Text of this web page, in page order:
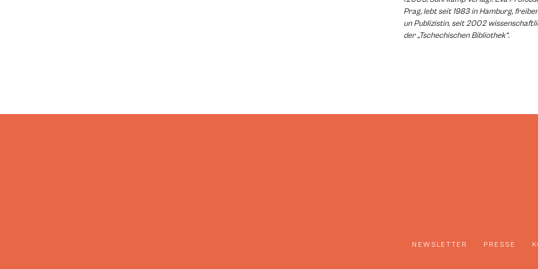
Prag, lebt seit 1983 in Hamburg,
un Publizistin, seit 2002
der „Tschechischen Bibliothek“.
NEWSLETTER PRESSE